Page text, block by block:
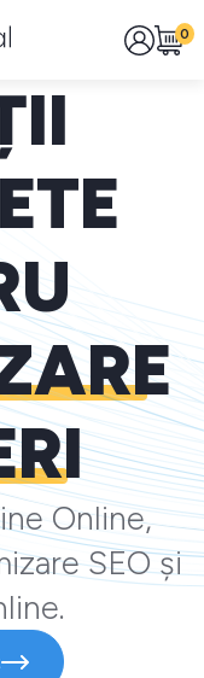
0
Online,
SEO și